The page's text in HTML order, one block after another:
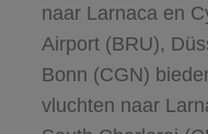
naar Larnaca en
Airport (BRU),
Bonn (CGN)
vluchten naar